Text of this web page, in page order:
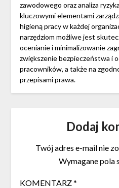
zawodowego oraz analiza
kluczowymi elementami
higieną pracy w każdej
narzędziom możliwe jest
ocenianie i minimalizowanie
zwiększenie bezpieczeństwa i
pracowników, a także na
przepisami prawa.
Dodaj
Twój adres e-mail nie
Wymagane pola
KOMENTARZ*